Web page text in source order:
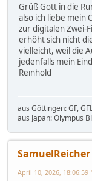
Grüß Gott in die
also ich liebe mein
zur digitalen Zwei-
erhöht sich nicht
vielleicht, weil die
jedenfalls mein
Reinhold
aus Göttingen: GF,
aus Japan: Olympus
SamuelReicher
April 10, 2026, 18:06:59